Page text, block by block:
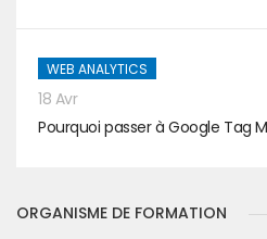
WEB ANALYTICS
18 Avr
Pourquoi passer à Google Tag
ORGANISME DE FORMATION